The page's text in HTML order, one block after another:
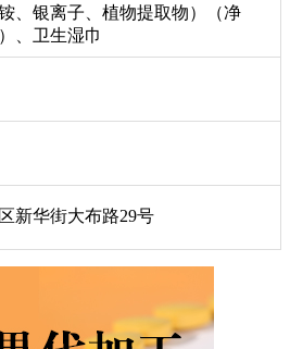
、银离子、植物提取物）（净
、卫生湿巾
新华街大布路29号